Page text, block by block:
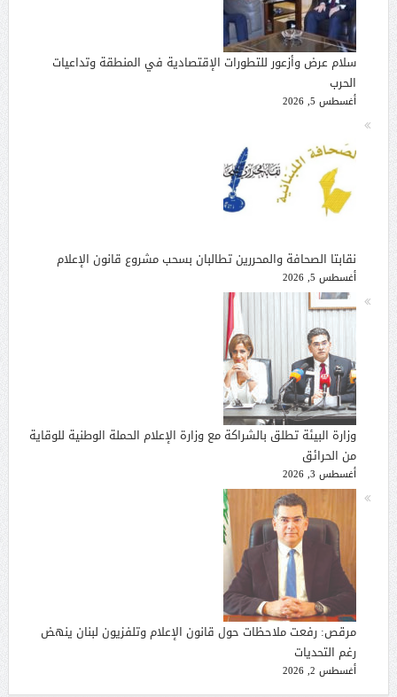
سلام عرض وأزعور للتطورات الإقتصادية في المنطقة وتداعيات
الحرب
أغسطس 5, 2026
نقابتا الصحافة والمحررين تطالبان بسحب مشروع قانون الإعلام
أغسطس 5, 2026
وزارة البيئة تطلق بالشراكة مع وزارة الإعلام الحملة الوطنية للوقاية
من الحرائق
أغسطس 3, 2026
مرقص: رفعت ملاحظات حول قانون الإعلام وتلفزيون لبنان ينهض
رغم التحديات
أغسطس 2, 2026